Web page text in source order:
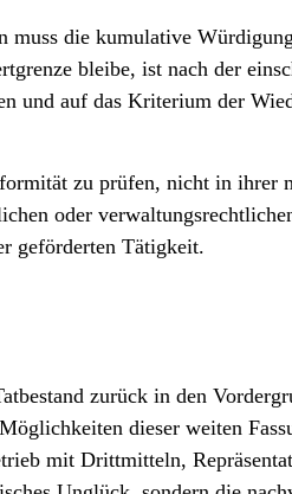
die kumulative
bleibe, ist nach der
und auf das Kriterium der
zu prüfen, nicht in ihrer
oder
geförderten Tätigkeit.
zurück in den
dieser weiten
mit Drittmitteln,